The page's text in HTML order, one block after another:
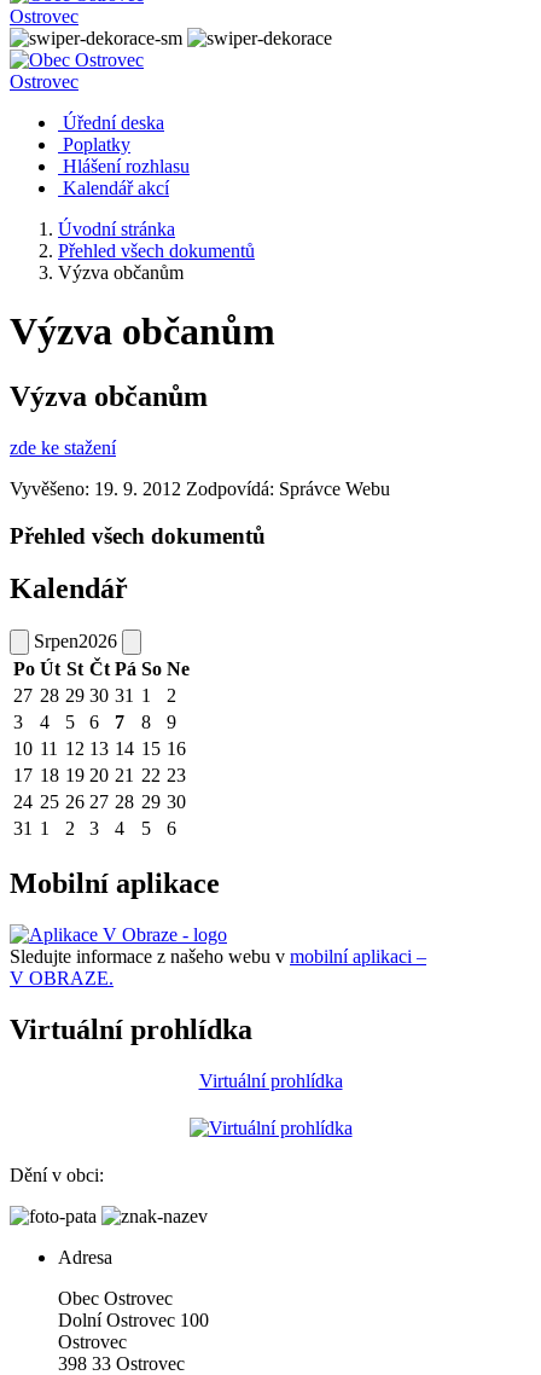
Ostrovec
Ostrovec
Úřední deska
Poplatky
Hlášení rozhlasu
Kalendář akcí
Úvodní stránka
Přehled všech dokumentů
Výzva občanům
Výzva občanům
Výzva občanům
zde ke stažení
Vyvěšeno: 19. 9. 2012 Zodpovídá: Správce Webu
Přehled všech dokumentů
Kalendář
Srpen2026
Po Út St Čt Pá So Ne
27 28 29 30 31 1
2
3
4 5 6 7 8
9
10 11 12 13 14 15 16
17 18 19 20 21 22 23
24 25 26 27 28 29 30
31 1 2 3 4 5 6
Mobilní aplikace
Sledujte informace z našeho webu v mobilní aplikaci –
V OBRAZE.
Virtuální prohlídka
Virtuální prohlídka
Dění v obci:
Adresa
Obec Ostrovec
Dolní Ostrovec 100
Ostrovec
398 33 Ostrovec